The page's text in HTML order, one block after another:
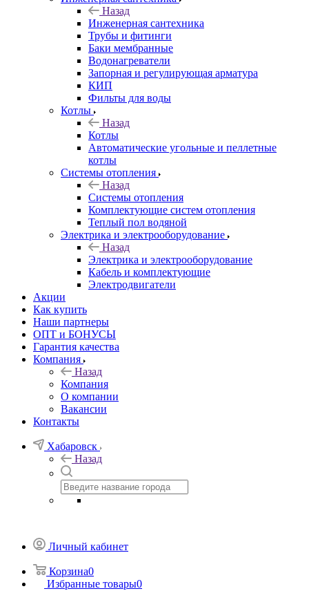
Назад
Инженерная сантехника
Трубы и фитинги
Баки мембранные
Водонагреватели
Запорная и регулирующая арматура
КИП
Фильты для воды
Котлы
Назад
Котлы
Автоматические угольные и пеллетные
котлы
Системы отопления
Назад
Системы отопления
Комплектующие систем отопления
Теплый пол водяной
Электрика и электрооборудование
Назад
Электрика и электрооборудование
Кабель и комплектующие
Электродвигатели
Акции
Как купить
Наши партнеры
ОПТ и БОНУСЫ
Гарантия качества
Компания
Назад
Компания
О компании
Вакансии
Контакты
Хабаровск
Назад
Личный кабинет
Корзина0
Избранные товары0